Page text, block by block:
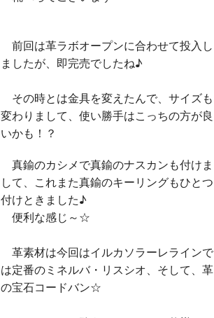
前回は革ラボオープンに合わせて投入し
ましたが、即完売でしたね♪
その時とは金具を変えたんで、サイズも
変わりまして、使い勝手はこっちの方が良
いかも！？
真鍮のカシメで真鍮のナスカンも付けま
して、これまた真鍮のキーリングもひとつ
付けときました♪
便利な感じ～☆
革素材は今回はイルカソラーレラインで
は定番のミネルバ・リスシオ、そして、革
の宝石コードバン☆